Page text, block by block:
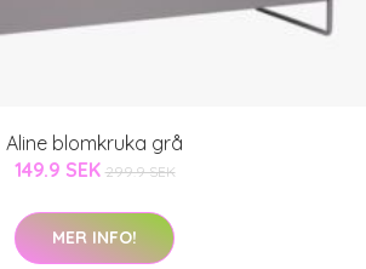
Aline blomkruka grå
149.9 SEK 299.9 SEK
MER INFO!